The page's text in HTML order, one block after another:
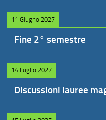
11 Giugno 2027
Fine 2° semestre
14 Luglio 2027
Discussioni lauree